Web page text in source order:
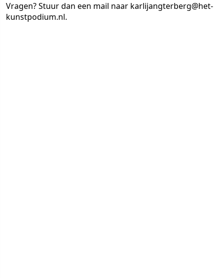
Vragen? Stuur dan een mail naar karlijangterberg@het-
kunstpodium.nl.